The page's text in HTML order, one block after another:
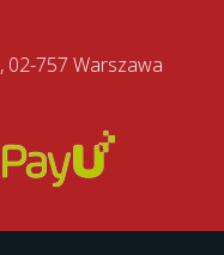
02-757 Warszawa